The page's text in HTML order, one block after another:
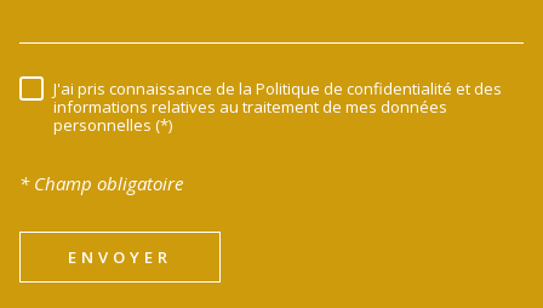
RÈGLEMENTATION
J'ai pris connaissance de la Politique de confidentialité et des
informations relatives au traitement de mes données
personnelles (*)
* Champ obligatoire
ENVOYER